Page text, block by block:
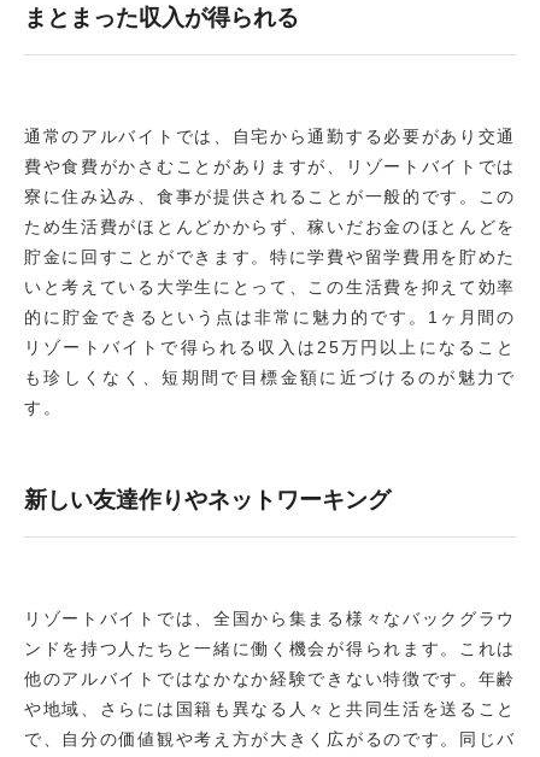
まとまった収入が得られる
通常のアルバイトでは、自宅から通勤する必要があり交通
費や食費がかさむことがありますが、リゾートバイトでは
寮に住み込み、食事が提供されることが一般的です。この
ため生活費がほとんどかからず、稼いだお金のほとんどを
貯金に回すことができます。特に学費や留学費用を貯めた
いと考えている大学生にとって、この生活費を抑えて効率
的に貯金できるという点は非常に魅力的です。1ヶ月間の
リゾートバイトで得られる収入は25万円以上になること
も珍しくなく、短期間で目標金額に近づけるのが魅力で
す。
新しい友達作りやネットワーキング
リゾートバイトでは、全国から集まる様々なバックグラウ
ンドを持つ人たちと一緒に働く機会が得られます。これは
他のアルバイトではなかなか経験できない特徴です。年齢
や地域、さらには国籍も異なる人々と共同生活を送ること
で、自分の価値観や考え方が大きく広がるのです。同じバ